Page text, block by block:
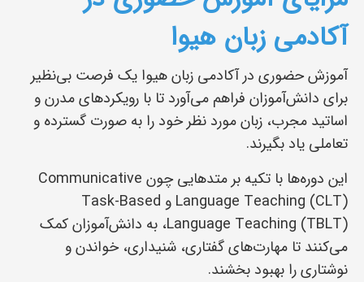
آکادمی زبان هیوا
آموزش حضوری در آکادمی زبان هیوا یک فرصت بی‌نظیر
برای دانش‌آموزان فراهم می‌آورد تا با رویکردهای مدرن و
اساتید مجرب، زبان مورد نظر خود را به صورت گسترده و
تعاملی یاد بگیرند.
این دوره‌ها با تکیه بر متدهایی چون Communicative
Language Teaching (CLT) و Task-Based
Language Teaching (TBLT)، به دانش‌آموزان کمک
می‌کنند تا مهارت‌های گفتاری، شنیداری، خواندن و
نوشتاری را بهبود بخشند.